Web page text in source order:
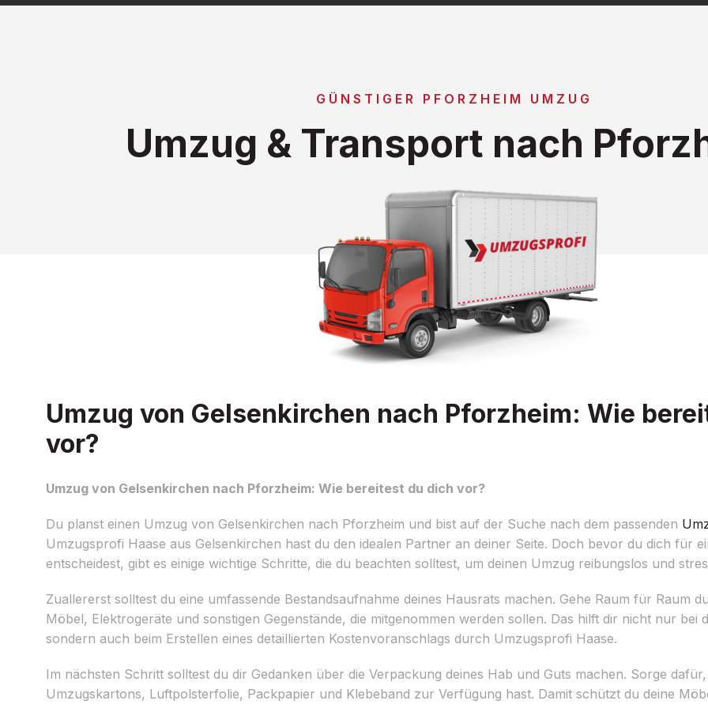
GÜNSTIGER PFORZHEIM UMZUG
Umzug & Transport nach
Umzug von Gelsenkirchen nach Pforzheim: Wie
vor?
Umzug von Gelsenkirchen nach Pforzheim: Wie bereitest du dich vor?
Du planst einen Umzug von Gelsenkirchen nach Pforzheim und bist auf der Suche nach dem passenden
Umzugsprofi Haase aus Gelsenkirchen hast du den idealen Partner an deiner Seite. Doch bevor du dich für
entscheidest, gibt es einige wichtige Schritte, die du beachten solltest, um deinen Umzug reibungslos und
Zuallererst solltest du eine umfassende Bestandsaufnahme deines Hausrats machen. Gehe Raum für Raum
Möbel, Elektrogeräte und sonstigen Gegenstände, die mitgenommen werden sollen. Das hilft dir nicht nur bei
sondern auch beim Erstellen eines detaillierten Kostenvoranschlags durch Umzugsprofi Haase.
Im nächsten Schritt solltest du dir Gedanken über die Verpackung deines Hab und Guts machen. Sorge
Umzugskartons, Luftpolsterfolie, Packpapier und Klebeband zur Verfügung hast. Damit schützt du deine